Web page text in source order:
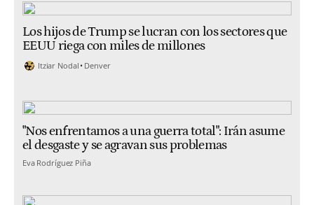
Los hijos de Trump se lucran con los sectores que
EEUU riega con miles de millones
Itziar Nodal Denver
"Nos enfrentamos a una guerra total": Irán asume
el desgaste y se agravan sus problemas
Eva Rodríguez Piña